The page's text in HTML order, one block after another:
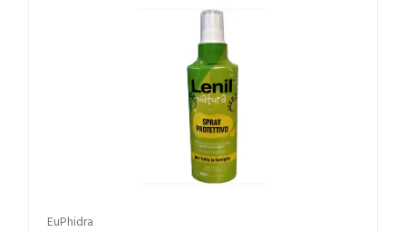
EuPhidra